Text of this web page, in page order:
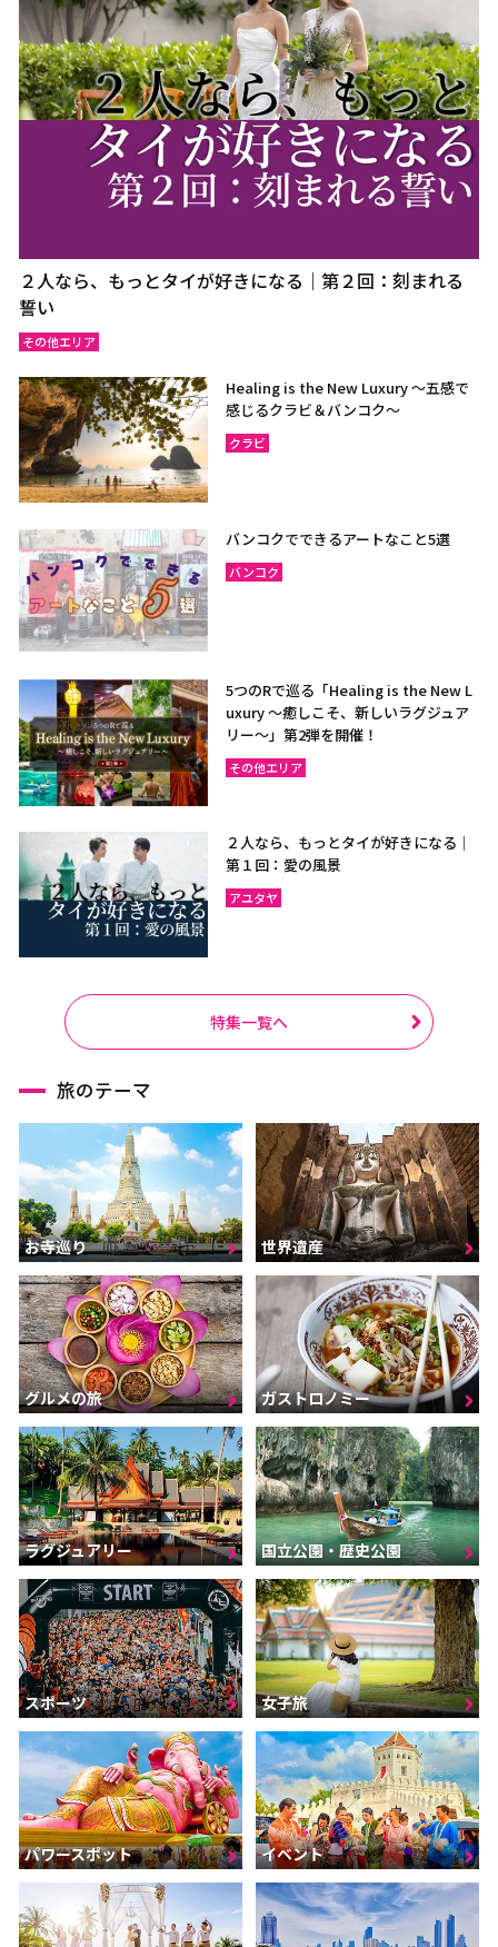
２人なら、もっとタイが好きになる｜第２回：刻まれる
誓い
その他エリア
Healing is the New Luxury ～五感で
感じるクラビ＆バンコク～
クラビ
バンコクでできるアートなこと5選
バンコク
5つのRで巡る「Healing is the New L
uxury ～癒しこそ、新しいラグジュア
リー〜」第2弾を開催！
その他エリア
２人なら、もっとタイが好きになる｜
第１回：愛の風景
アユタヤ
特集一覧へ
旅のテーマ
お寺巡り 世界遺産
グルメの旅 ガストロノミー
ラグジュアリー 国立公園・歴史公園
スポーツ 女子旅
パワースポット イベント